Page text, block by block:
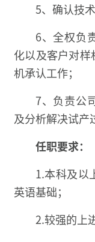
5、确认技
6、全权负
化以及客户对
机承认工作；
7、负责公
及分析解决试产
任职要求：
1.本科及以
英语基础；
2.较强的上